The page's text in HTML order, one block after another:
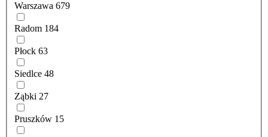
Warszawa 679
Radom 184
Płock 63
Siedlce 48
Ząbki 27
Pruszków 15